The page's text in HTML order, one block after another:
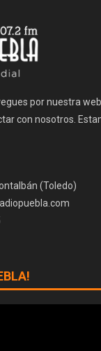
por nuestra
con nosotros.
(Toledo)